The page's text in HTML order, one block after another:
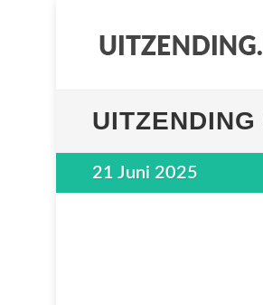
21 Juni 2025